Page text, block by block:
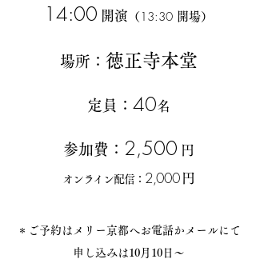
​14:00 開演 （ 13:30 開場）
場所： 徳正寺本堂
定員： 40名
参加費： 2,500 円
オンライン配信： 2,000円
＊ご予約はメリー京都へお電話かメールにて
申し込みは10月10日〜